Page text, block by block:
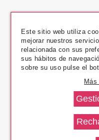
14
Este sitio web utiliza
mejorar nuestros
relacionada con sus
sus hábitos de
sobre su uso pulse el
Más